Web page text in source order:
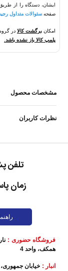
صفحه سئوالات متداول
امکانبرگشت کالا در
پلمپ کالا باز نشده باشد.
مشخصات محصول
نظرات کاربران
تلفن
زمان
فروشگاه حضوری :
همکف، واحد 4
انبار : خیابان جمهوری،